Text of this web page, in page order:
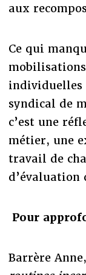
aux
Ce qui
individuelles
syndical de
c’est une
métier, une
travail de
Pour
Barrère Anne,